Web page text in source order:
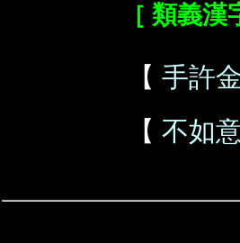
［ 類義漢
【 手許
【 不如